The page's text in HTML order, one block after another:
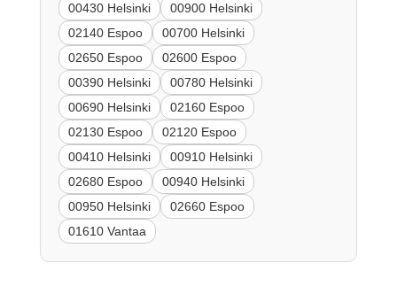
00430 Helsinki
00900 Helsinki
02140 Espoo
00700 Helsinki
02650 Espoo
02600 Espoo
00390 Helsinki
00780 Helsinki
00690 Helsinki
02160 Espoo
02130 Espoo
02120 Espoo
00410 Helsinki
00910 Helsinki
02680 Espoo
00940 Helsinki
00950 Helsinki
02660 Espoo
01610 Vantaa